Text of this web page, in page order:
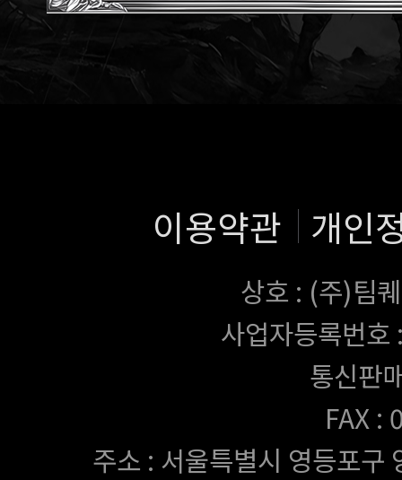
이용약관 개인
상호 : (주)팀
사업자등록번
통신판
FAX
주소 : 서울특별시 영등포